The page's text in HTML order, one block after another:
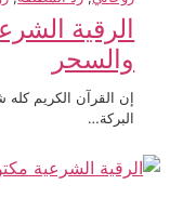
الرقية
والسحر
إن القرآن الكريم كله
البركة…